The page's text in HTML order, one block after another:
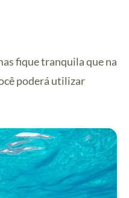
fique tranquila que na
poderá utilizar